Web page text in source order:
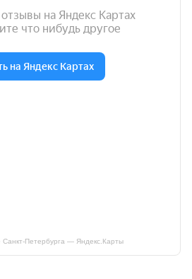
Санкт‑Петербурга — Яндекс.Карты